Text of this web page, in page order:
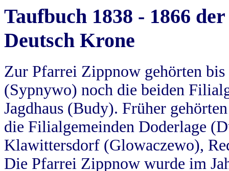
Taufbuch 1838 - 1866
Deutsch Krone
Zur Pfarrei Zippnow gehörten
(Sypnywo) noch die beiden
Jagdhaus (Budy). Früher
die Filialgemeinden Doderlage
Klawittersdorf (Glowaczewo),
Die Pfarrei Zippnow wurde im